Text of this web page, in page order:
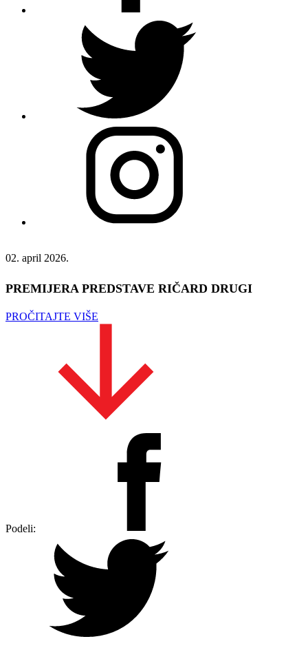
02. april 2026.
PREMIJERA PREDSTAVE RIČARD DRUGI
PROČITAJTE VIŠE
Podeli: